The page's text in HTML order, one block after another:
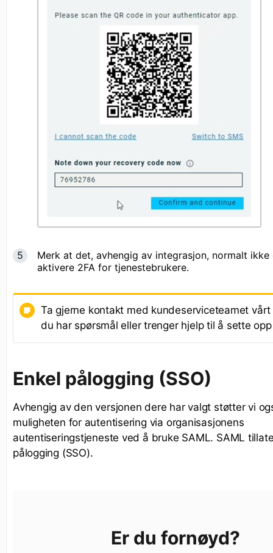
Merk at det, avhengig av integrasjon, normalt ikke
aktivere 2FA for tjenestebrukere.
Ta gjerne kontakt med kundeserviceteamet
du har spørsmål eller trenger hjelp til å sette opp
Enkel pålogging (SSO)
Avhengig av den versjonen dere har valgt støtter vi
muligheten for autentisering via organisasjonens
autentiseringstjeneste ved å bruke SAML. SAML
pålogging (SSO).
Er du fornøyd?